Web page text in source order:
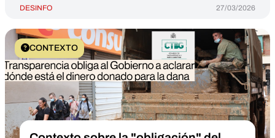
DESINFO 27/03/2026
CONTEXTO